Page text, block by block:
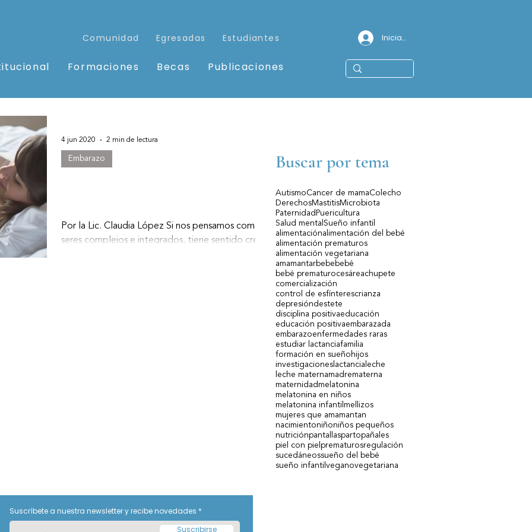
Comunidad Egresadas Estudiantes
Formaciones Becas Publicaciones
Iniciar sesión
Por la Lic. Claudia López Si nos pensamos como
seres complejos e integrados, tiene sentido creer
Embarazo
4 jun 2020 2 min de lectura
Buscar por tema
AutismoCancer de mamaColecho
DerechosMastitisMicrobiota
Paternidad Puericultura
Salud mental Sueño infantil
alimentaciónalimentación del bebé
alimentación prematuros
alimentación vegetariana
amamantarbebe bebé
bebé prematurocesáreachupete
comercialización
control de esfínterescrianza
depresióndestete
disciplina positivaeducación
educación positivaembarazada
embarazoenfermedades raras
estudiar lactanciafamilia
formación en sueño hijos
investigaciones lactancia leche
leche maternamadrematerna
maternidadmelatonina
melatonina en niños
melatonina infantil mellizos
mujeres que amamantan
nacimientoniñoniños pequeños
nutriciónpantallaspartopañales
piel con piel prematurosregulación
sucedáneossueño del bebé
sueño infantil veganovegetariana
Suscríbete a nuestra newsletter y recibe novedades
Suscribirse